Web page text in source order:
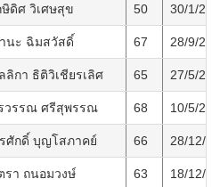
ดิศ วิเศษสุข 50 30/1/
นะ ฉิมสวัสดิ์ 67 28/9/
ลิกา ธิติวิเชียรเลิศ 65 27/5/
วรรณ ศรีสุพรรณ 68 10/5/
ศักดิ์ บุญโสภาคย์ 66 28/12/
รา ถนอมวงษ์ 63 18/12/